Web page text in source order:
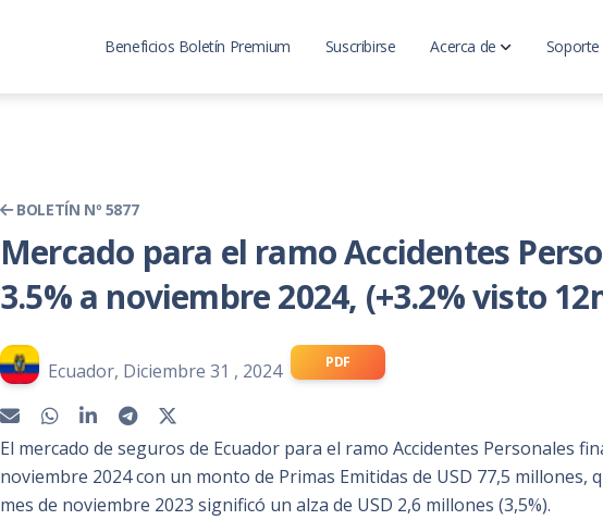
Beneficios Boletín Premium Suscribirse Acerca de Soporte
BOLETÍN Nº 5877
Mercado para el ramo Accidentes
3.5% a noviembre 2024, (+3.2% visto
Ecuador, Diciembre 31 , 2024 PDF
El mercado de seguros de Ecuador para el ramo Accidentes Personales
noviembre 2024 con un monto de Primas Emitidas de USD 77,5 millones,
mes de noviembre 2023 significó un alza de USD 2,6 millones (3,5%).